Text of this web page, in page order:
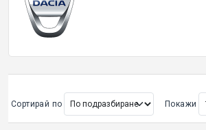
ТРАНСПОНДЕР ЧИПОВЕ
ЗАГОТОВКИ ERREBI
ЗАГОТОВКИ ДРУГИ
ОРИГИНАЛНИ АВТОКЛЮЧОВЕ
Сортирай по Покажи